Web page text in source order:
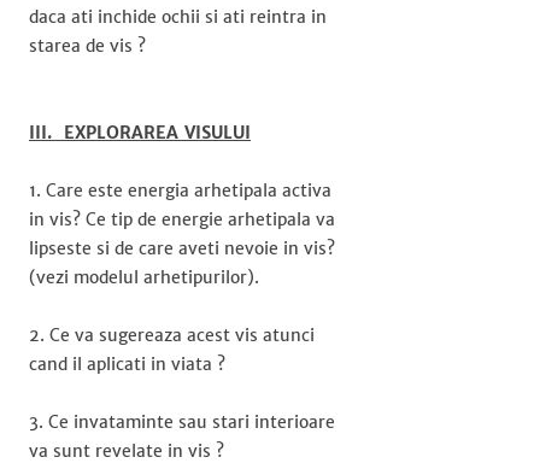
daca ati inchide ochii si ati reintra in
starea de vis ?
III. EXPLORAREA VISULUI
1. Care este energia arhetipala activa
in vis? Ce tip de energie arhetipala va
lipseste si de care aveti nevoie in vis?
(vezi modelul arhetipurilor).
2. Ce va sugereaza acest vis atunci
cand il aplicati in viata ?
3. Ce invataminte sau stari interioare
va sunt revelate in vis ?